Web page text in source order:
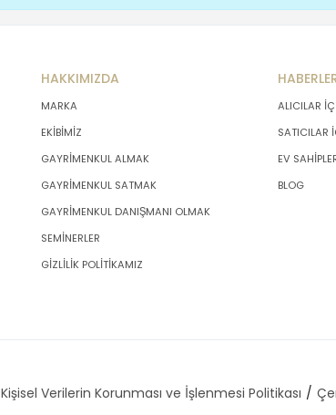
HAKKIMIZDA
MARKA
EKİBİMİZ
GAYRİMENKUL ALMAK
GAYRİMENKUL SATMAK
GAYRİMENKUL DANIŞMANI OLMAK
SEMİNERLER
GİZLİLİK POLİTİKAMIZ
ALICILAR
SATICILAR
EV
BLOG
Kişisel Verilerin Korunması ve İşlenmesi Politikası